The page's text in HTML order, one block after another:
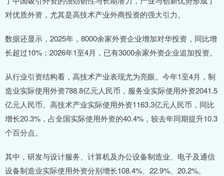
对优质外资，尤其是高技术产业外商投资的强大引力。
数据还显示，2025年，8000余家外资企业增加对华投资，同比增
长超过10%；2026年1至4月，已有3000余家外资企业追加投资。
从行业引资结构看，高技术产业表现尤为亮眼。今年1至4月，制
造业实际使用外资788.8亿元人民币，服务业实际使用外资2041.5
亿元人民币。高技术产业实际使用外资1163.3亿元人民币，同比
增长20.3%，占全国实际使用外资的40.4%，较去年同期提升10.3
个百分点。
其中，研发与设计服务、计算机及办公设备制造业、电子及通信
设备制造业实际使用外资分别增长108.4%、22.9%、20.2%。